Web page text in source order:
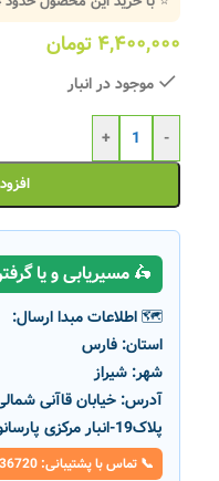
۴,۴۰۰,۰۰۰ تومان
موجود در انبار
-
+
🛵 مسیریابی و یا
🗺️ اطلاعات مبدا ارسال:
استان: فارس
شهر: شیراز
آدرس:
پلاک19-انبار مرکزی پارسانور
📞 تماس با پشتیبانی: 09190836720